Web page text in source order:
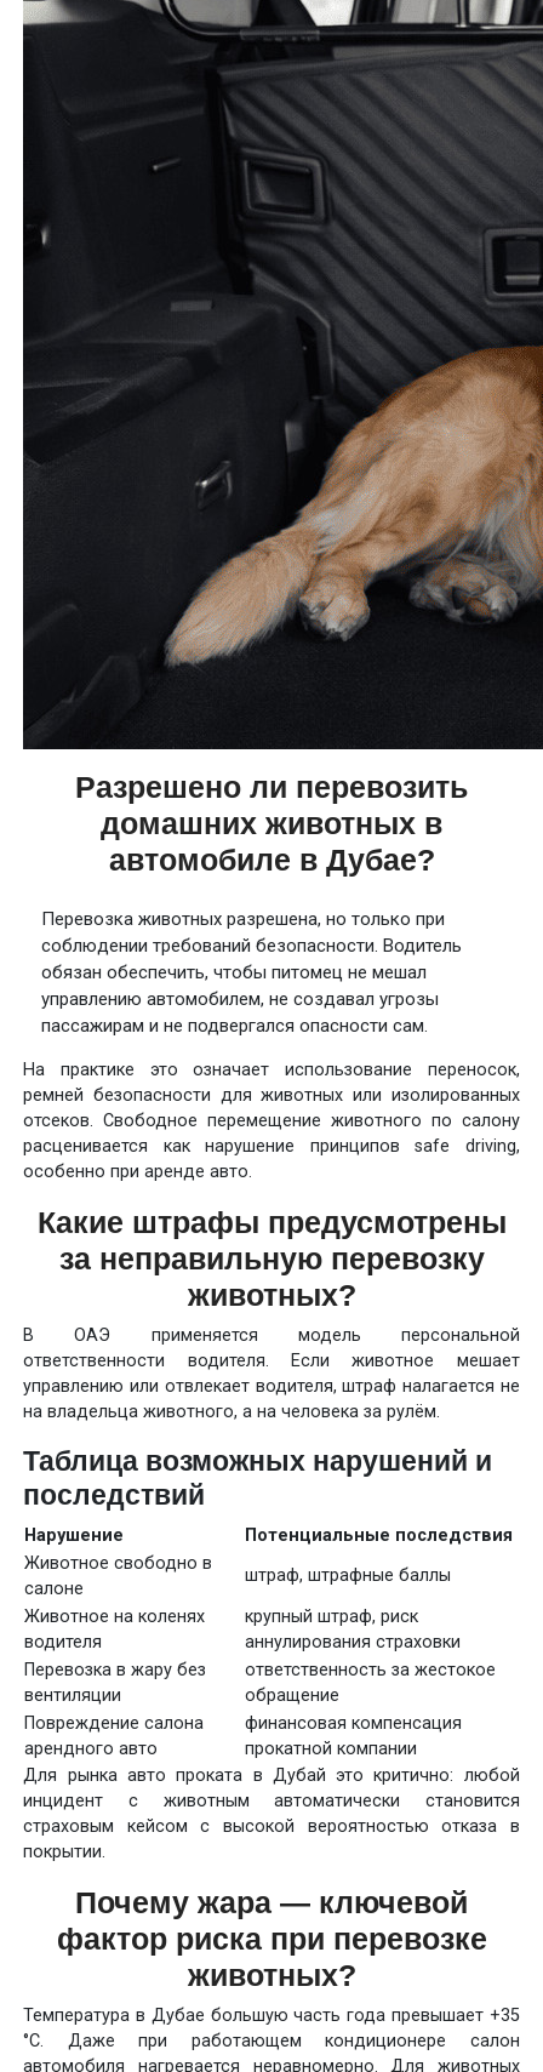
Разрешено ли перевозить
домашних животных в
автомобиле в Дубае?
Перевозка животных разрешена, но только при
соблюдении требований безопасности. Водитель
обязан обеспечить, чтобы питомец не мешал
управлению автомобилем, не создавал угрозы
пассажирам и не подвергался опасности сам.
На практике это означает использование переносок,
ремней безопасности для животных или изолированных
отсеков. Свободное перемещение животного по салону
расценивается как нарушение принципов safe driving,
особенно при аренде авто.
Какие штрафы предусмотрены
за неправильную перевозку
животных?
В ОАЭ применяется модель персональной
ответственности водителя. Если животное мешает
управлению или отвлекает водителя, штраф налагается не
на владельца животного, а на человека за рулём.
Таблица возможных нарушений и
последствий
Нарушение
Потенциальные последствия
Животное свободно в
салоне
штраф, штрафные баллы
Животное на коленях
водителя
крупный штраф, риск
аннулирования страховки
Перевозка в жару без
вентиляции
ответственность за жестокое
обращение
Повреждение салона
арендного авто
финансовая компенсация
прокатной компании
Для рынка авто проката в Дубай это критично: любой
инцидент с животным автоматически становится
страховым кейсом с высокой вероятностью отказа в
покрытии.
Почему жара — ключевой
фактор риска при перевозке
животных?
Температура в Дубае большую часть года превышает +35
°C. Даже при работающем кондиционере салон
автомобиля нагревается неравномерно. Для животных